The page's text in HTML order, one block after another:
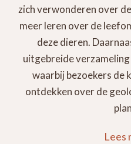
zich verwonderen over
meer leren over de
deze dieren.
uitgebreide
waarbij bezoekers de
ontdekken over de
Lees